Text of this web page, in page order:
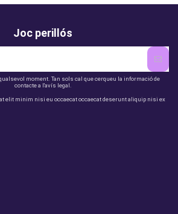
Joc perillós
moment. Tan sols cal que cerqueu la informació de
contacte a l'avís legal.
elit minim nisi eu occaecat occaecat deserunt aliquip nisi ex